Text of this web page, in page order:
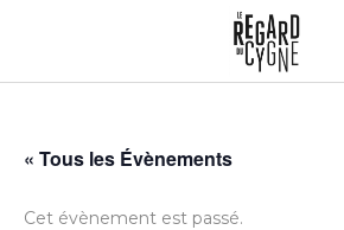
« Tous les Évènements
Cet évènement est passé.